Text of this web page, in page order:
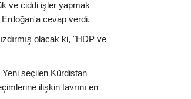
ve ciddi işler yapmak
cevap verdi.
olacak ki, "HDP ve
Yeni seçilen Kürdistan
ilişkin tavrını en